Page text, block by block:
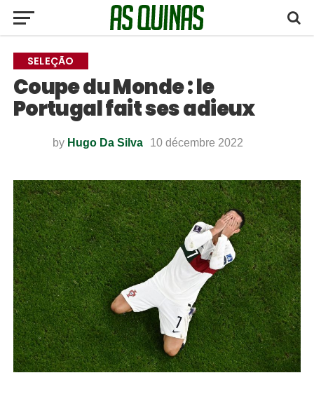
SELEÇÃO
Coupe du Monde : le
Portugal fait ses adieux
by Hugo Da Silva 10 décembre 2022